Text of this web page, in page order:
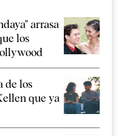
arrasa
los
de los
que ya